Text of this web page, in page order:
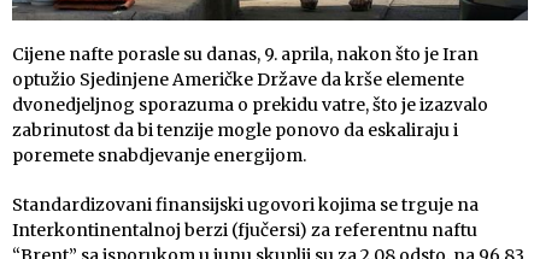
Cijene nafte porasle su danas, 9. aprila, nakon što je Iran
optužio Sjedinjene Američke Države da krše elemente
dvonedjeljnog sporazuma o prekidu vatre, što je izazvalo
zabrinutost da bi tenzije mogle ponovo da eskaliraju i
poremete snabdjevanje energijom.
Standardizovani finansijski ugovori kojima se trguje na
Interkontinentalnoj berzi (fjučersi) za referentnu naftu